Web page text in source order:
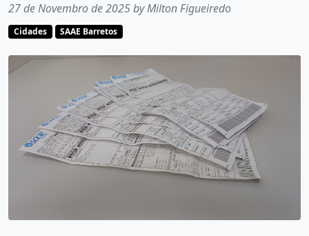
27 de Novembro de 2025 by Milton Figueiredo
Cidades SAAE Barretos